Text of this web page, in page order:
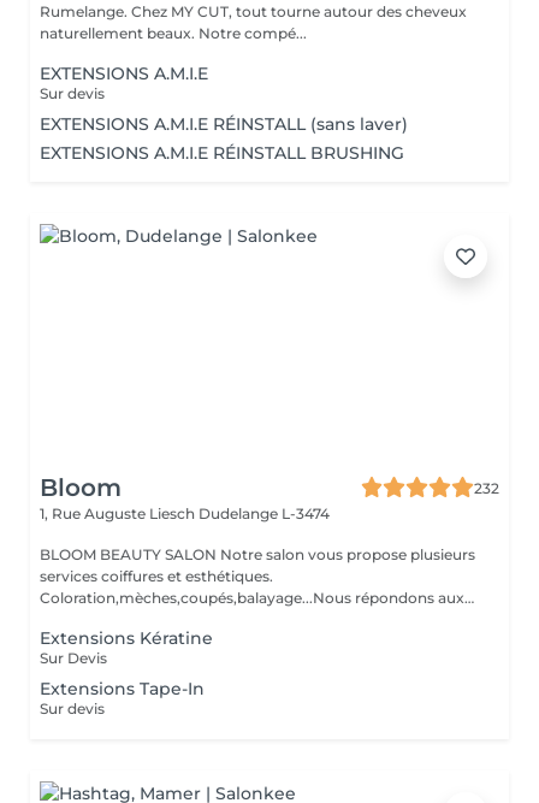
Rumelange. Chez MY CUT, tout tourne autour des cheveux
naturellement beaux. Notre compé...
EXTENSIONS A.M.I.E
Sur devis
EXTENSIONS A.M.I.E RÉINSTALL (sans laver)
EXTENSIONS A.M.I.E RÉINSTALL BRUSHING
Bloom
232
1, Rue Auguste Liesch Dudelange L-3474
BLOOM BEAUTY SALON Notre salon vous propose plusieurs
services coiffures et esthétiques.
Coloration,mèches,coupés,balayage...Nous répondons aux
Extensions Kératine
Sur Devis
Extensions Tape-In
Sur devis